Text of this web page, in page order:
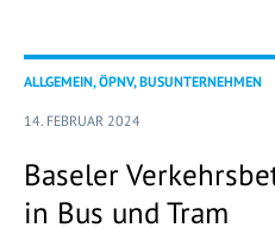
ALLGEMEIN, ÖPNV, BUSUNTERNEHMEN
14. FEBRUAR 2024
Baseler
in Bus und Tram